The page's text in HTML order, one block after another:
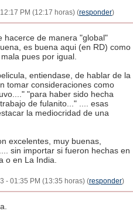
PM (12:17 horas) (responder)
hacerce de manera "global"
es buena aqui (en RD) como
pues por igual.
entiendase, de hablar de la
tomar consideraciones como
"para haber sido hecha
de fulanito..." .... esas
la mediocridad de una
excelentes, muy buenas,
sin importar si fueron hechas en
o en La India.
- 01:35 PM (13:35 horas) (responder)